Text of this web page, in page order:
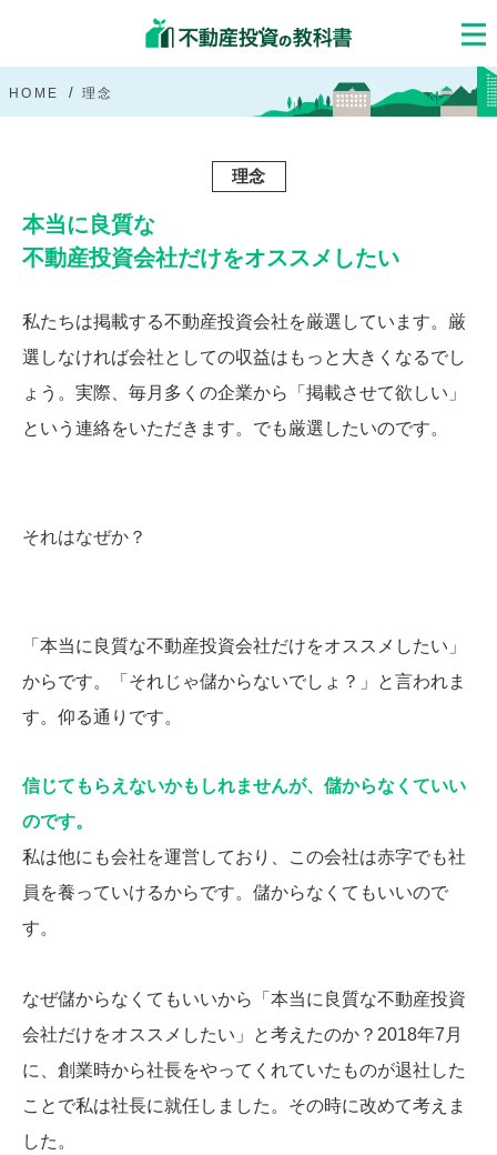
HOME 理念
理念
本当に良質な
不動産投資会社だけをオススメしたい
私たちは掲載する不動産投資会社を厳選しています。厳
選しなければ会社としての収益はもっと大きくなるでし
ょう。実際、毎月多くの企業から「掲載させて欲しい」
という連絡をいただきます。でも厳選したいのです。
それはなぜか？
「本当に良質な不動産投資会社だけをオススメしたい」
からです。「それじゃ儲からないでしょ？」と言われま
す。仰る通りです。
信じてもらえないかもしれませんが、儲からなくていい
のです。
私は他にも会社を運営しており、この会社は赤字でも社
員を養っていけるからです。儲からなくてもいいので
す。
なぜ儲からなくてもいいから「本当に良質な不動産投資
会社だけをオススメしたい」と考えたのか？2018年7月
に、創業時から社長をやってくれていたものが退社した
ことで私は社長に就任しました。その時に改めて考えま
した。